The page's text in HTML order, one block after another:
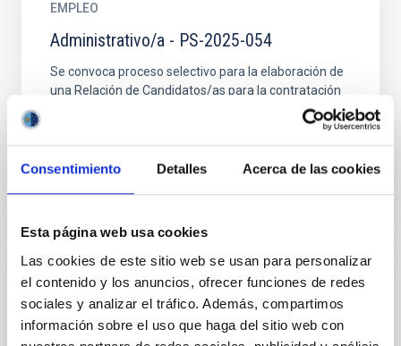
Consentimiento Detalles Acerca de las cookies
Esta página web usa cookies
Las cookies de este sitio web se usan para personalizar
el contenido y los anuncios, ofrecer funciones de redes
sociales y analizar el tráfico. Además, compartimos
información sobre el uso que haga del sitio web con
EMPLEO
Administrativo/a - PS-2025-054
Se convoca proceso selectivo para la elaboración de
una Relación de Candidatos/as para la contratación
temporal de un/a administrativo/a, acogido a
EMPLEO
Cinco contratos Ingeniería Especialidad
Óptica EST PS-2026-003